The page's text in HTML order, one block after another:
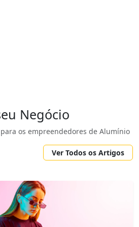
Negócio
os empreendedores de Alumínio
Ver Todos os Artigos